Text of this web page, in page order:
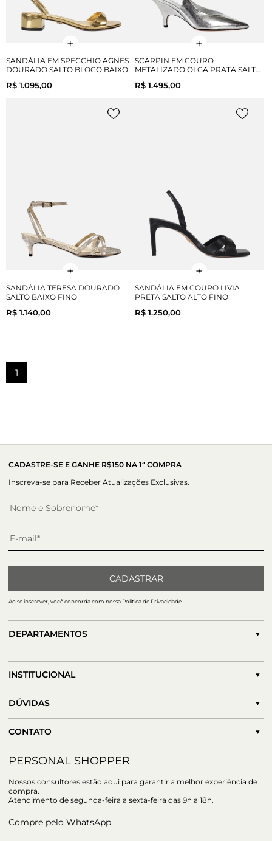
SANDÁLIA EM SPECCHIO AGNES
DOURADO SALTO BLOCO BAIXO
R$ 1.095,00
SCARPIN EM COURO
METALIZADO OLGA PRATA SALTO
R$ 1.495,00
SANDÁLIA TERESA DOURADO
SALTO BAIXO FINO
R$ 1.140,00
SANDÁLIA EM COURO LIVIA
PRETA SALTO ALTO FINO
R$ 1.250,00
1
CADASTRE-SE E GANHE R$150 NA 1ª COMPRA
Inscreva-se para Receber Atualizações Exclusivas.
CADASTRAR
Ao se inscrever, você concorda com nossa Política de Privacidade.
DEPARTAMENTOS
INSTITUCIONAL
DÚVIDAS
CONTATO
PERSONAL SHOPPER
Nossos consultores estão aqui para garantir a melhor experiência de
compra.
Atendimento de segunda-feira a sexta-feira das 9h a 18h.
Compre pelo WhatsApp